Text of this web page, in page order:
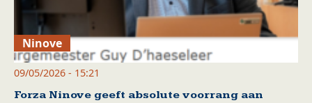
Ninove
09/05/2026 - 15:21
Forza Ninove geeft absolute voorrang aan